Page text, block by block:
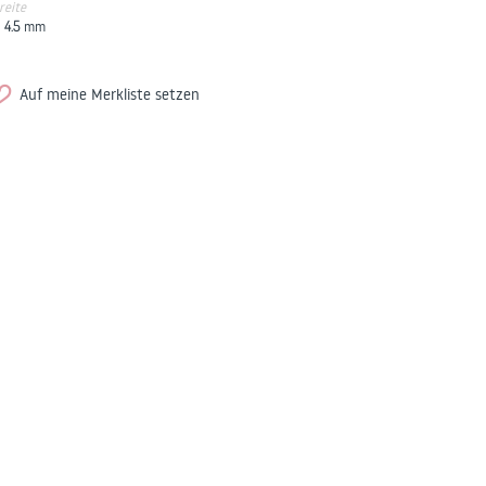
4.5 mm
Auf meine Merkliste setzen